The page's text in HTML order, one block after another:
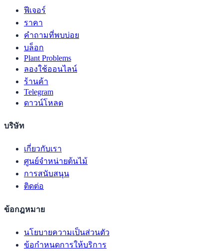
ฟีเจอร์
ราคา
คำถามที่พบบ่อย
บล็อก
Plant Problems
ลองใช้ออนไลน์
ร้านค้า
Telegram
ดาวน์โหลด
บริษัท
เกี่ยวกับเรา
ศูนย์จำหน่ายต้นไม้
การสนับสนุน
ติดต่อ
ข้อกฎหมาย
นโยบายความเป็นส่วนตัว
ข้อกำหนดการให้บริการ